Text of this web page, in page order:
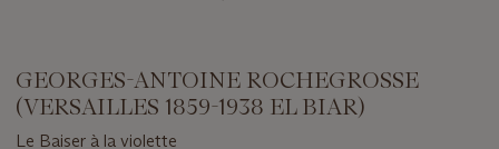
GEORGES-ANTOINE ROCHEGROSSE
(VERSAILLES 1859-1938 EL BIAR)
Le Baiser à la violette